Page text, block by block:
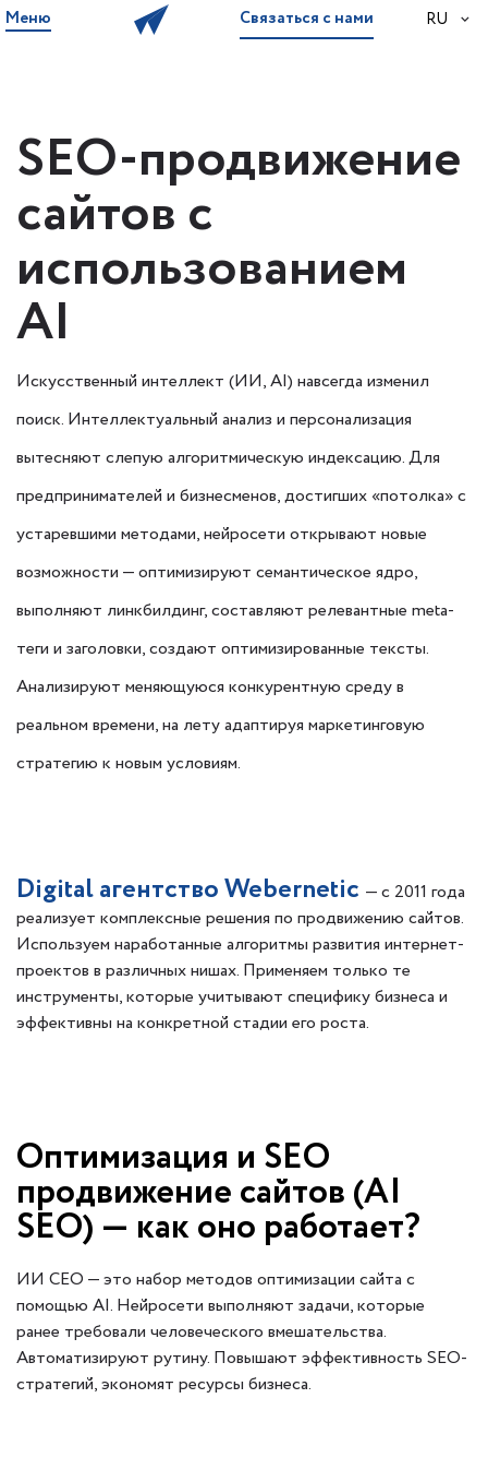
Меню Связаться с нами RU
SEO-продвижение
сайтов с
использованием
AI
Искусственный интеллект (ИИ, AI) навсегда изменил
поиск. Интеллектуальный анализ и персонализация
вытесняют слепую алгоритмическую индексацию. Для
предпринимателей и бизнесменов, достигших «потолка» с
устаревшими методами, нейросети открывают новые
возможности — оптимизируют семантическое ядро,
выполняют линкбилдинг, составляют релевантные meta-
теги и заголовки, создают оптимизированные тексты.
Анализируют меняющуюся конкурентную среду в
реальном времени, на лету адаптируя маркетинговую
стратегию к новым условиям.
Digital агентство Webernetic — с 2011 года
реализует комплексные решения по продвижению сайтов.
Используем наработанные алгоритмы развития интернет-
проектов в различных нишах. Применяем только те
инструменты, которые учитывают специфику бизнеса и
эффективны на конкретной стадии его роста.
Оптимизация и SEO
продвижение сайтов (AI
SEO) — как оно работает?
ИИ СЕО — это набор методов оптимизации сайта с
помощью AI. Нейросети выполняют задачи, которые
ранее требовали человеческого вмешательства.
Автоматизируют рутину. Повышают эффективность SEO-
стратегий, экономят ресурсы бизнеса.